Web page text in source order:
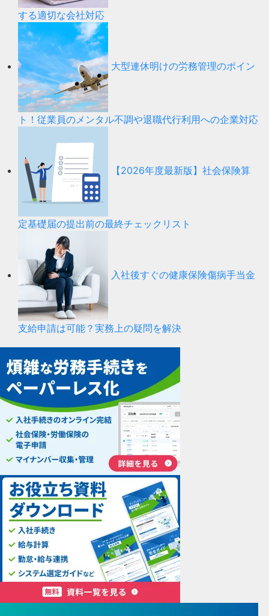
する適切な会社対応
大型連休明けの労務管理のポイン
ト！従業員のメンタル不調や退職代行利用への企業対応
【2026年度最新版】社会保険算
定基礎届の提出前の最終チェックリスト
入社後すぐの健康保険傷病手当金
支給申請は可能？実務上の疑問を解決